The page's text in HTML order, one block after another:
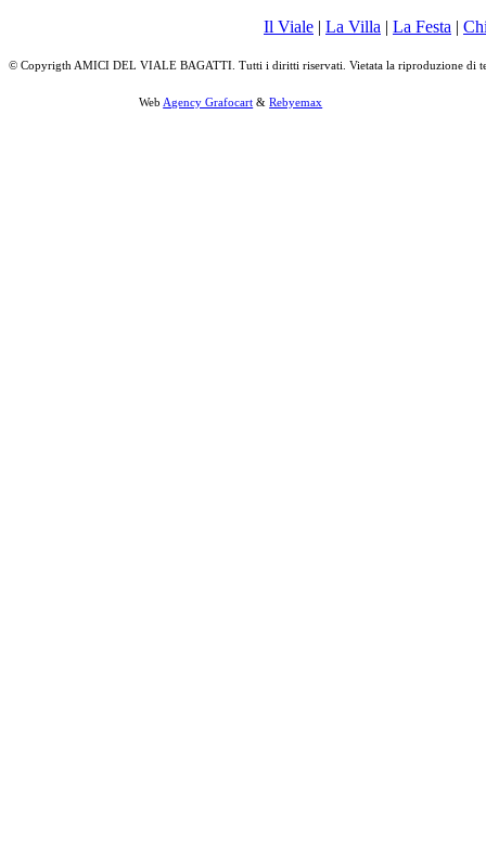
Il Viale | La Villa | La Festa |
© Copyrigth AMICI DEL VIALE BAGATTI. Tutti i diritti riservati. Vietata la riproduzione di
Web Agency Grafocart &Rebyemax